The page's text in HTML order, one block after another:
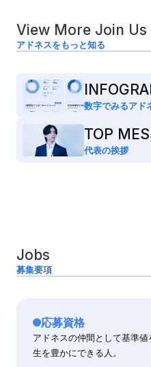
View More Join Us
アドネスをもっと知る
数字でみるアド
TOP
代表の挨拶
Jobs
募集要項
応募資格
アドネスの仲間として基準
生を豊かにできる人。